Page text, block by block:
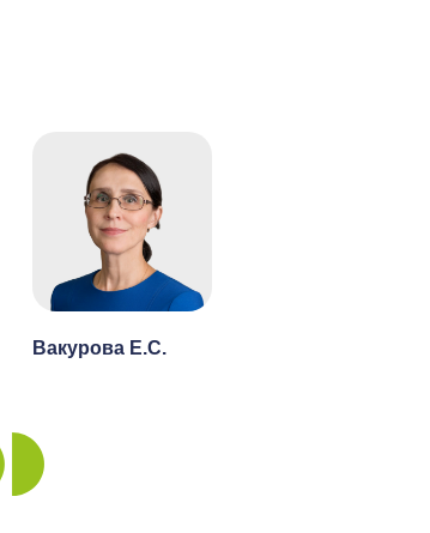
Вакурова Е.С.